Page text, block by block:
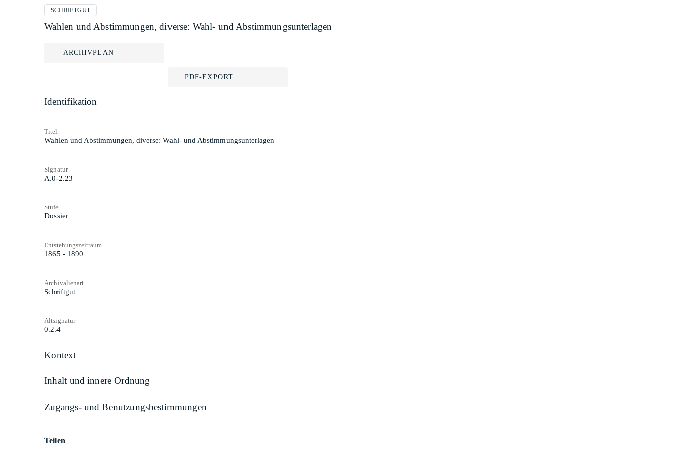
SCHRIFTGUT
Wahlen und Abstimmungen, diverse: Wahl- und Abstimmungsunterlagen
ARCHIVPLAN
PDF-EXPORT
Identifikation
Titel
Wahlen und Abstimmungen, diverse: Wahl- und Abstimmungsunterlagen
Signatur
A.0-2.23
Stufe
Dossier
Entstehungszeitraum
1865 - 1890
Archivalienart
Schriftgut
Altsignatur
0.2.4
Kontext
Inhalt und innere Ordnung
Zugangs- und Benutzungsbestimmungen
Teilen